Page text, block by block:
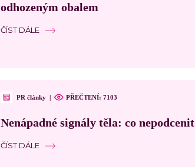
odhozeným obalem
ČÍST DÁLE
PR články | PŘEČTENÍ: 7103
Nenápadné signály těla: co nepodcenit
ČÍST DÁLE